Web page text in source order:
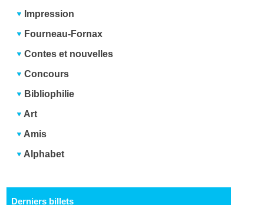
Impression
Fourneau-Fornax
Contes et nouvelles
Concours
Bibliophilie
Art
Amis
Alphabet
Derniers billets